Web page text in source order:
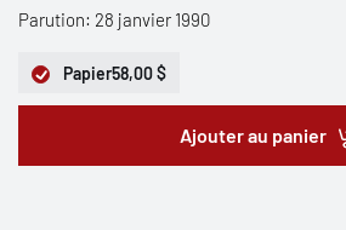
Parution: 28 janvier 1990
Papier58,00 $
Ajouter au panier